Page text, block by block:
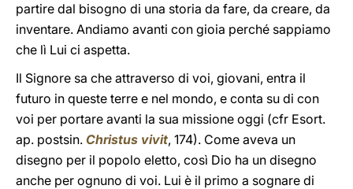
partire dal bisogno di una storia da fare, da creare, da
inventare. Andiamo avanti con gioia perché sappiamo
che lì Lui ci aspetta.
Il Signore sa che attraverso di voi, giovani, entra il
futuro in queste terre e nel mondo, e conta su di con
voi per portare avanti la sua missione oggi (cfr Esort.
ap. postsin. Christus vivit, 174). Come aveva un
disegno per il popolo eletto, così Dio ha un disegno
anche per ognuno di voi. Lui è il primo a sognare di